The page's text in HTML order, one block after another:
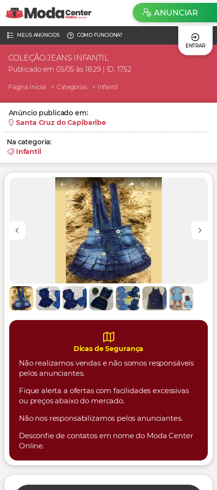
MEUS ANÚNCIOS
COMO FUNCIONA?
ENTRAR
ANUNCIAR
COLEÇÃO JEANS INFANTIL
Publicado em 05/05 às 18:29 | ID. 1752
Página Inicial Categorias Infantil
Anúncio publicado em:
Santa Cruz do Capibaribe
Na categoria:
Infantil
Dicas de Segurança
Não realizamos vendas e não somos responsáveis
pelos anunciantes.
Fique alerta a ofertas com facilidades excessivas
ou preços abaixo do mercado.
Não nos responsabilizamos pelos anunciantes.
Desconfie de contatos em nome do Moda Center
Online.